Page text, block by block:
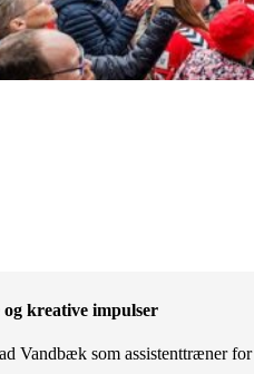
kreative impulser
Vandbæk som assistenttræner